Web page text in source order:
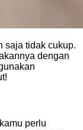
saja tidak cukup.
dengan
perlu